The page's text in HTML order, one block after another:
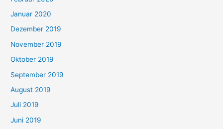
Januar 2020
Dezember 2019
November 2019
Oktober 2019
September 2019
August 2019
Juli 2019
Juni 2019